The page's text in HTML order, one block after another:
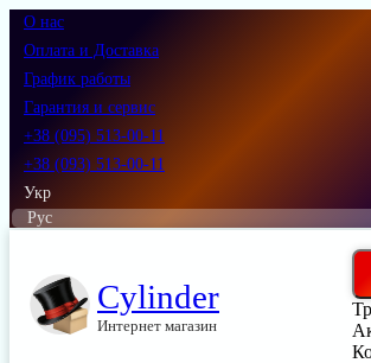
О нас
Оплата и Доставка
График работы
Гарантия и сервис
+38 (095) 513-00-11
+38 (093) 513-00-11
Укр
Рус
Cylinder
Интернет магазин